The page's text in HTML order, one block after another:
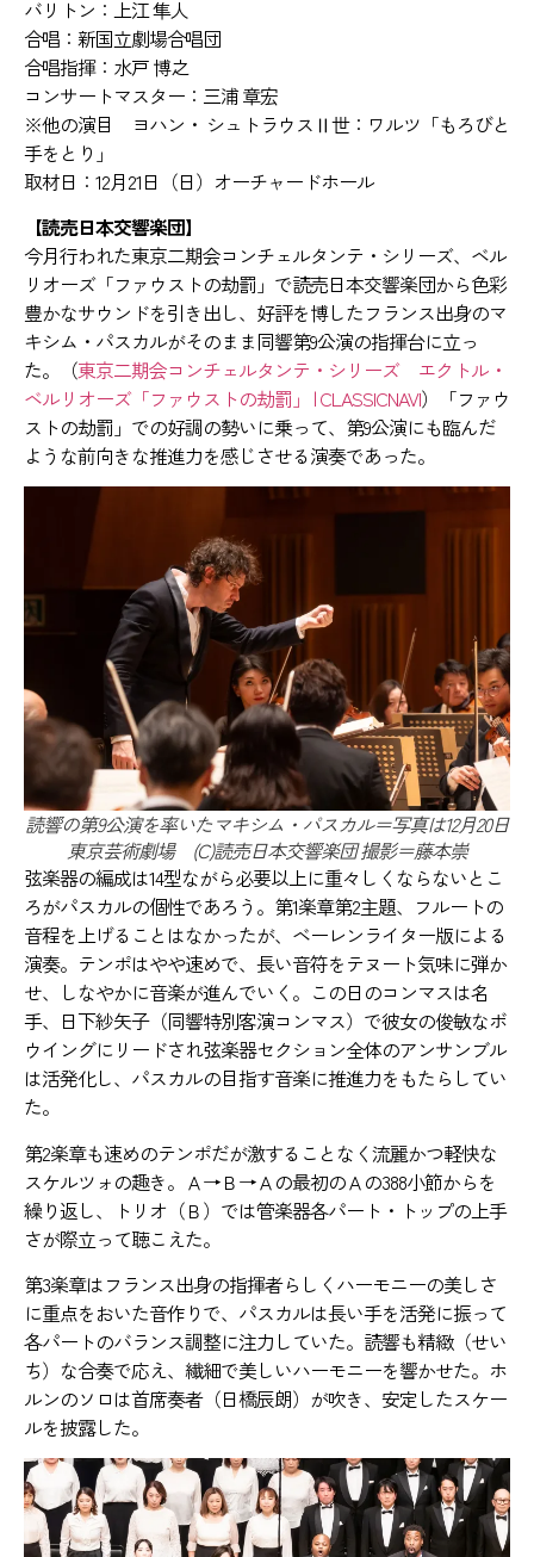
バリトン：上江 隼人
合唱：新国立劇場合唱団
合唱指揮：水戸 博之
コンサートマスター：三浦 章宏
※他の演目 ヨハン・ シュトラウスⅡ世：ワルツ「もろびと
手をとり」
取材日：12月21日（日）オーチャードホール
【読売日本交響楽団】
今月行われた東京二期会コンチェルタンテ・シリーズ、ベル
リオーズ「ファウストの劫罰」で読売日本交響楽団から色彩
豊かなサウンドを引き出し、好評を博したフランス出身のマ
キシム・パスカルがそのまま同響第9公演の指揮台に立っ
た。（東京二期会コンチェルタンテ・シリーズ エクトル・
ベルリオーズ「ファウストの劫罰」 | CLASSICNAVI）「ファウ
ストの劫罰」での好調の勢いに乗って、第9公演にも臨んだ
ような前向きな推進力を感じさせる演奏であった。
読響の第9公演を率いたマキシム・パスカル＝写真は12月20日
東京芸術劇場 (C)読売日本交響楽団 撮影＝藤本崇
弦楽器の編成は14型ながら必要以上に重々しくならないとこ
ろがパスカルの個性であろう。第1楽章第2主題、フルートの
音程を上げることはなかったが、ベーレンライター版による
演奏。テンポはやや速めで、長い音符をテヌート気味に弾か
せ、しなやかに音楽が進んでいく。この日のコンマスは名
手、日下紗矢子（同響特別客演コンマス）で彼女の俊敏なボ
ウイングにリードされ弦楽器セクション全体のアンサンブル
は活発化し、パスカルの目指す音楽に推進力をもたらしてい
た。
第2楽章も速めのテンポだが激することなく流麗かつ軽快な
スケルツォの趣き。Ａ→Ｂ→Ａの最初のＡの388小節からを
繰り返し、トリオ（Ｂ）では管楽器各パート・トップの上手
さが際立って聴こえた。
第3楽章はフランス出身の指揮者らしくハーモニーの美しさ
に重点をおいた音作りで、パスカルは長い手を活発に振って
各パートのバランス調整に注力していた。読響も精緻（せい
ち）な合奏で応え、繊細で美しいハーモニーを響かせた。ホ
ルンのソロは首席奏者（日橋辰朗）が吹き、安定したスケー
ルを披露した。